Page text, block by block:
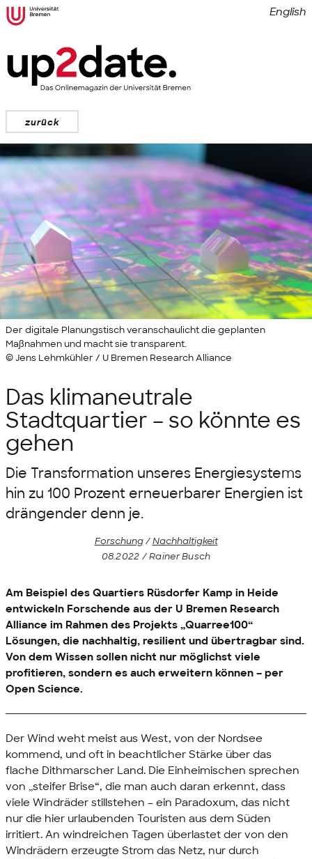
zurück
English
Der digitale Planungstisch veranschaulicht die geplanten
Maßnahmen und macht sie transparent.
© Jens Lehmkühler / U Bremen Research Alliance
Das klimaneutrale
Stadtquartier – so könnte es
gehen
Die Transformation unseres Energiesystems
hin zu 100 Prozent erneuerbarer Energien ist
drängender denn je.
Forschung/Nachhaltigkeit
08.2022 / Rainer Busch
Am Beispiel des Quartiers Rüsdorfer Kamp in Heide
entwickeln Forschende aus der U Bremen Research
Alliance im Rahmen des Projekts „Quarree100“
Lösungen, die nachhaltig, resilient und übertragbar sind.
Von dem Wissen sollen nicht nur möglichst viele
profitieren, sondern es auch erweitern können – per
Open Science.
Der Wind weht meist aus West, von der Nordsee
kommend, und oft in beachtlicher Stärke über das
flache Dithmarscher Land. Die Einheimischen sprechen
von „steifer Brise“, die man auch daran erkennt, dass
viele Windräder stillstehen – ein Paradoxum, das nicht
nur die hier urlaubenden Touristen aus dem Süden
irritiert. An windreichen Tagen überlastet der von den
Windrädern erzeugte Strom das Netz, nur durch